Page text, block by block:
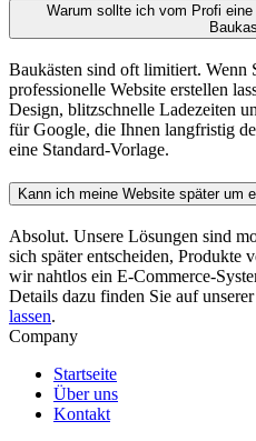
Warum sollte ich vom Profi
Baukästen sind oft limitiert. Wenn
professionelle Website erstellen
Design, blitzschnelle Ladezeiten
für Google, die Ihnen langfristig
eine Standard-Vorlage.
Kann ich meine Website später um
Absolut. Unsere Lösungen sind
sich später entscheiden, Produkte
wir nahtlos ein E-Commerce-
Details dazu finden Sie auf
lassen.
Company
Startseite
Über uns
Kontakt